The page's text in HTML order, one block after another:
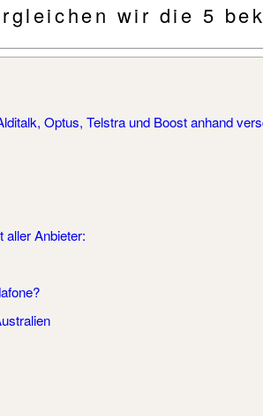
wir die 5
Optus, Telstra und Boost anhand
aller Anbieter:​